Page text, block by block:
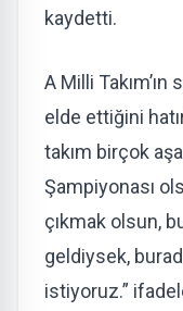
kaydetti.
A Milli
elde ettiğini
takım birçok
Şampiyonası
çıkmak olsun,
geldiysek,
istiyoruz.”